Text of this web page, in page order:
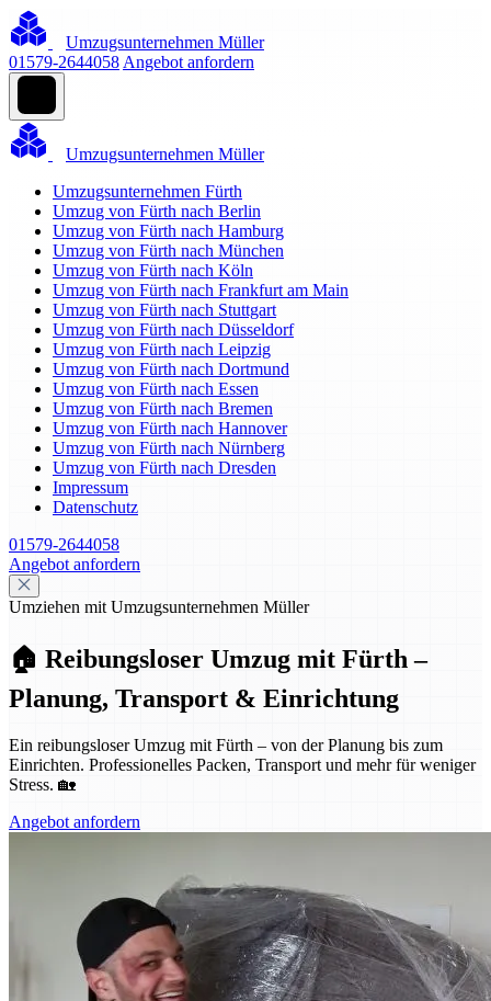
Umzugsunternehmen Müller
01579-2644058 Angebot anfordern
Umzugsunternehmen Müller
Umzugsunternehmen Fürth
Umzug von Fürth nach Berlin
Umzug von Fürth nach Hamburg
Umzug von Fürth nach München
Umzug von Fürth nach Köln
Umzug von Fürth nach Frankfurt am Main
Umzug von Fürth nach Stuttgart
Umzug von Fürth nach Düsseldorf
Umzug von Fürth nach Leipzig
Umzug von Fürth nach Dortmund
Umzug von Fürth nach Essen
Umzug von Fürth nach Bremen
Umzug von Fürth nach Hannover
Umzug von Fürth nach Nürnberg
Umzug von Fürth nach Dresden
Impressum
Datenschutz
01579-2644058
Angebot anfordern
Umziehen mit Umzugsunternehmen Müller
🏠 Reibungsloser Umzug mit Fürth –
Planung, Transport & Einrichtung
Ein reibungsloser Umzug mit Fürth – von der Planung bis zum
Einrichten. Professionelles Packen, Transport und mehr für weniger
Stress. 🏡
Angebot anfordern